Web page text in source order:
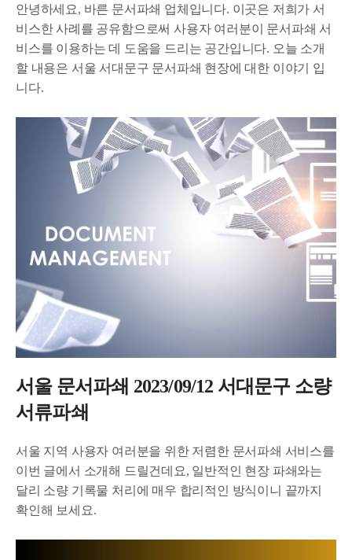
안녕하세요, 바른 문서파쇄 업체입니다. 이곳은 저희가 서
비스한 사례를 공유함으로써 사용자 여러분이 문서파쇄 서
비스를 이용하는 데 도움을 드리는 공간입니다. 오늘 소개
할 내용은 서울 서대문구 문서파쇄 현장에 대한 이야기 입
니다.
서울 문서파쇄 2023/09/12 서대문구 소량
서류파쇄
서울 지역 사용자 여러분을 위한 저렴한 문서파쇄 서비스를
이번 글에서 소개해 드릴건데요, 일반적인 현장 파쇄와는
달리 소량 기록물 처리에 매우 합리적인 방식이니 끝까지
확인해 보세요.